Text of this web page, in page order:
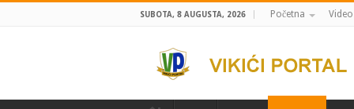
SUBOTA, 8 AUGUSTA, 2026 Početna Video